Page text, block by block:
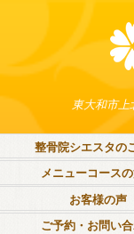
東大和市上
整骨院シエスタの
メニューコース
お客様の声
ご予約・お問い